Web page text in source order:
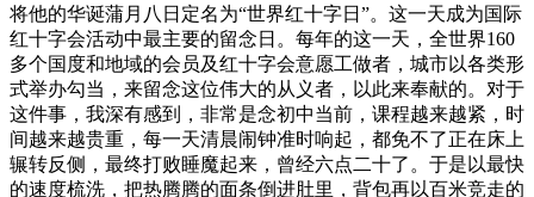
将他的华诞蒲月八日定名为“世界红十字日”。这一天成为国际
红十字会活动中最主要的留念日。每年的这一天，全世界160
多个国度和地域的会员及红十字会意愿工做者，城市以各类形
式举办勾当，来留念这位伟大的从义者，以此来奉献的。对于
这件事，我深有感到，非常是念初中当前，课程越来越紧，时
间越来越贵重，每一天清晨闹钟准时响起，都免不了正在床上
辗转反侧，最终打败睡魔起来，曾经六点二十了。于是以最快
的速度梳洗，把热腾腾的面条倒进肚里，背包再以百米竞走的